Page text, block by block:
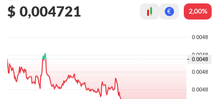
$ 0,004721 € 2,00%